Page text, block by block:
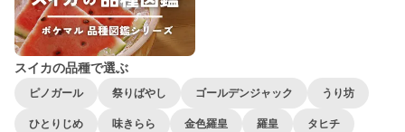
スイカの品種で選ぶ
ピノガール 祭りばやし ゴールデンジャック うり坊
ひとりじめ 味きらら 金色羅皇 羅皇 タヒチ